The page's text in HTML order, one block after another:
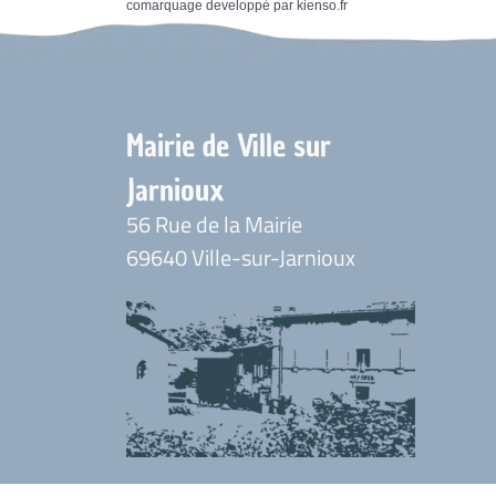
comarquage developpé par kienso.fr
Mairie de Ville sur
Jarnioux
56 Rue de la Mairie
69640 Ville-sur-Jarnioux